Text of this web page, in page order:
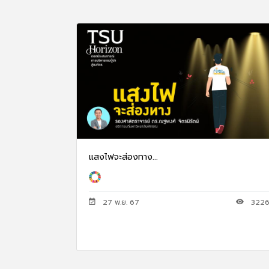
แสงไฟจะส่องทาง...
27 พ.ย. 67